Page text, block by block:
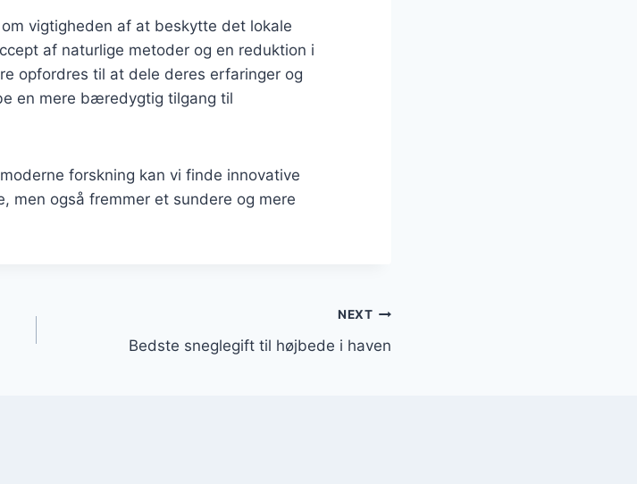
vigtigheden af at beskytte det lokale
af naturlige metoder og en reduktion i
opfordres til at dele deres erfaringer og
en mere bæredygtig tilgang til
forskning kan vi finde innovative
men også fremmer et sundere og mere
NEXT
Bedste sneglegift til højbede i haven